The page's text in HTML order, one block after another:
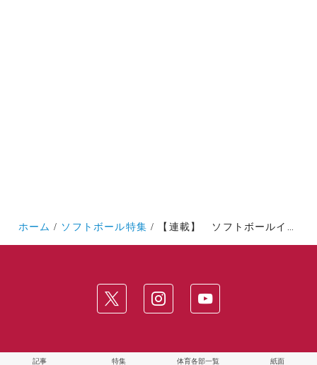
ホーム ソフトボール特集 【連載】 ソフトボールインカレ（全日本大学ソフトボール選手権大会）直前対談『FLY HIGH』
記事 特集 体育各部一覧 紙面